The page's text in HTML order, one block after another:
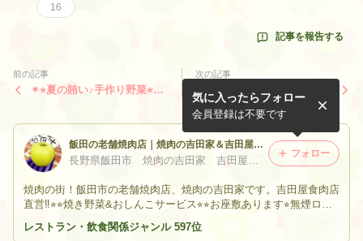
16
記事を報告する
前の記事
✴︎⭐︎夏の賄い♪手作り野菜⭐︎ジ
次の記事
✴︎⭐︎春です！南信州の旬♪20
日臨時休業⭐︎✴︎
飯田の老舗焼肉店｜焼肉の吉田家＆吉田屋食肉店ブログ
長野県飯田市 焼肉の吉田家 吉田屋食肉店
焼肉の街！飯田市の老舗焼肉店、焼肉の吉田家です。吉田屋食肉店
直営‼︎⭐︎⭐︎焼き野菜&おしんこサービス⭐︎⭐︎お座敷あります⭐︎無煙ロー
元の観光情報もお届けしています。
気に入ったらフォロー
会員登録は不要です
フォロー
レストラン・飲食関係ジャンル 597位